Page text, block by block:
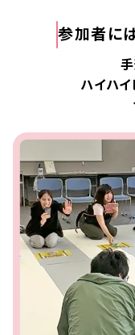
参加者に
ハイハ